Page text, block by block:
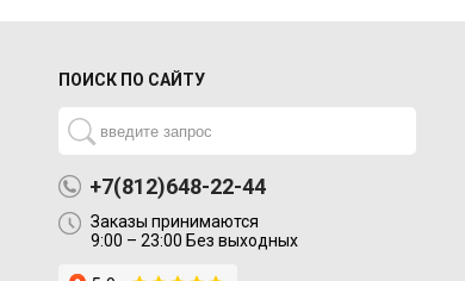
ПОИСК ПО САЙТУ
+7(812)648-22-44
Заказы принимаются
9:00 – 23:00 Без выходных